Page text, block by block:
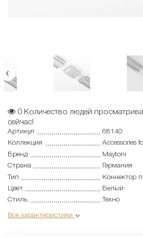
0 Количество людей
сейчас!
Артикул
68140
Коллекция
Accessories
Бренд
Maytoni
Страна
Германия
Тип
Коннектор
Цвет
Белый
Стиль
Техно
Все характеристики